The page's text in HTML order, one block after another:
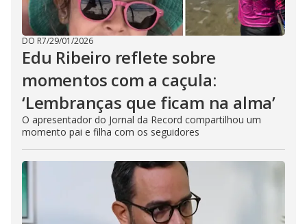
DO R7/29/01/2026
Edu Ribeiro reflete sobre
momentos com a caçula:
‘Lembranças que ficam na alma’
O apresentador do Jornal da Record compartilhou um
momento pai e filha com os seguidores